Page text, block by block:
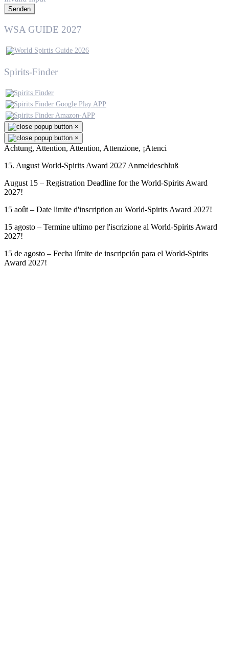
Senden
WSA GUIDE 2027
Spirits-Finder
×
×
Achtung, Attention, Attention, Attenzione, ¡Atenci
15. August World-Spirits Award 2027 Anmeldeschluß
August 15 – Registration Deadline for the World-Spirits Award
2027!
15 août – Date limite d'inscription au World-Spirits Award 2027!
15 agosto – Termine ultimo per l'iscrizione al World-Spirits Award
2027!
15 de agosto – Fecha límite de inscripción para el World-Spirits
Award 2027!